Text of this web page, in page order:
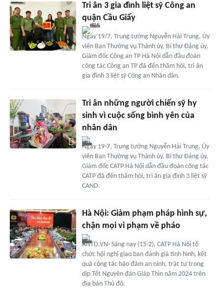
Tri ân 3 gia đình liệt sỹ Công an
quận Cầu Giấy
Ngày 19/7, Trung tướng Nguyễn Hải Trung, Ủy
viên Ban Thường vụ Thành ủy, Bí thư Đảng ủy,
Giám đốc Công an TP Hà Nội dẫn đầu đoàn
công tác Công an TP đã đến thăm hỏi, tri ân
gia đình 3 liệt sỹ Công an Nhân dân.
Tri ân những người chiến sỹ hy
sinh vì cuộc sống bình yên của
nhân dân
Ngày 19-7, Trung tướng Nguyễn Hải Trung, Ủy
viên Ban Thường vụ Thành ủy, Bí thư Đảng ủy,
Giám đốc CATP Hà Nội dẫn đầu đoàn công tác
CATP đã đến thăm hỏi, tri ân gia đình 3 liệt sỹ
CAND.
Hà Nội: Giảm phạm pháp hình sự,
chặn mọi vi phạm về pháo
ANTD.VN- Sáng nay (15-2), CATP Hà Nội tổ
chức hội nghị giao ban đánh giá tình hình, kết
quả công tác bảo đảm an ninh, trật tự trong
dịp Tết Nguyên đán Giáp Thìn năm 2024 trên
địa bàn Thủ đô.